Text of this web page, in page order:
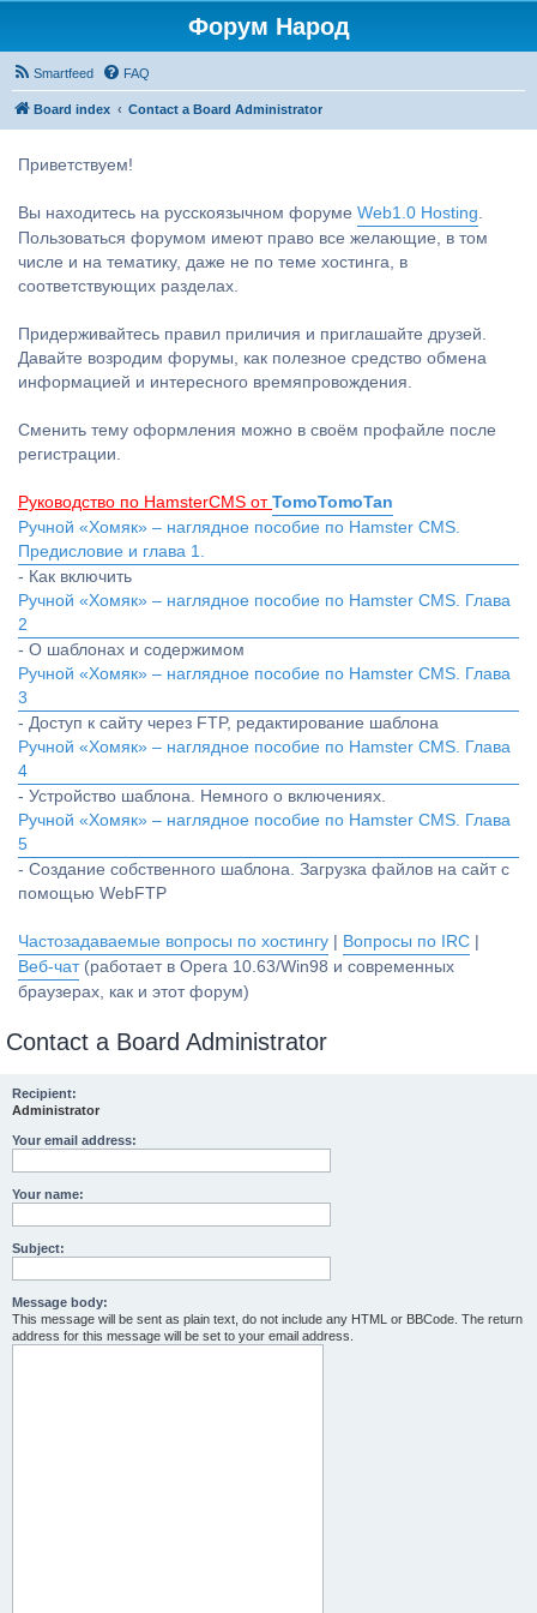
Форум Народ
Smartfeed FAQ
Board index Contact a Board Administrator
Приветствуем!
Вы находитесь на русскоязычном форуме Web1.0 Hosting.
Пользоваться форумом имеют право все желающие, в том
числе и на тематику, даже не по теме хостинга, в
соответствующих разделах.
Придерживайтесь правил приличия и приглашайте друзей.
Давайте возродим форумы, как полезное средство обмена
информацией и интересного времяпровождения.
Сменить тему оформления можно в своём профайле после
регистрации.
Руководство по HamsterCMS от TomoTomoTan
Ручной «Хомяк» – наглядное пособие по Hamster CMS.
Предисловие и глава 1.
- Как включить
Ручной «Хомяк» – наглядное пособие по Hamster CMS. Глава
2
- О шаблонах и содержимом
Ручной «Хомяк» – наглядное пособие по Hamster CMS. Глава
3
- Доступ к сайту через FTP, редактирование шаблона
Ручной «Хомяк» – наглядное пособие по Hamster CMS. Глава
4
- Устройство шаблона. Немного о включениях.
Ручной «Хомяк» – наглядное пособие по Hamster CMS. Глава
5
- Создание собственного шаблона. Загрузка файлов на сайт с
помощью WebFTP
Частозадаваемые вопросы по хостингу Вопросы по IRC
Веб-чат(работает в Opera 10.63/Win98 и современных
браузерах, как и этот форум)
Contact a Board Administrator
Recipient:
Administrator
Your email address:
Your name:
Subject:
Message body:
This message will be sent as plain text, do not include any HTML or BBCode. The return
address for this message will be set to your email address.